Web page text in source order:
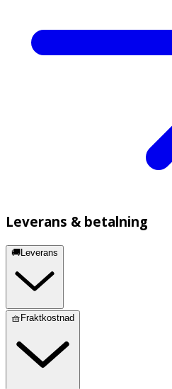
Leverans & betalning
🚚Leverans
🧺Fraktkostnad